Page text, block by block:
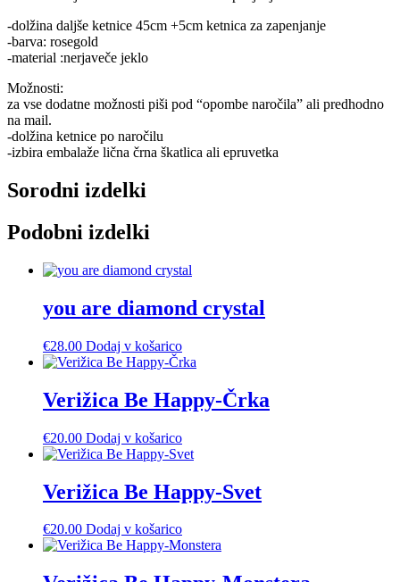
-dolžina daljše ketnice 45cm +5cm ketnica za zapenjanje
-barva: rosegold
-material :nerjaveče jeklo
Možnosti:
za vse dodatne možnosti piši pod “opombe naročila” ali predhodno
na mail.
-dolžina ketnice po naročilu
-izbira embalaže lična črna škatlica ali epruvetka
Sorodni izdelki
Podobni izdelki
you are diamond crystal
€28.00 Dodaj v košarico
Verižica Be Happy-Črka
€20.00 Dodaj v košarico
Verižica Be Happy-Svet
€20.00 Dodaj v košarico